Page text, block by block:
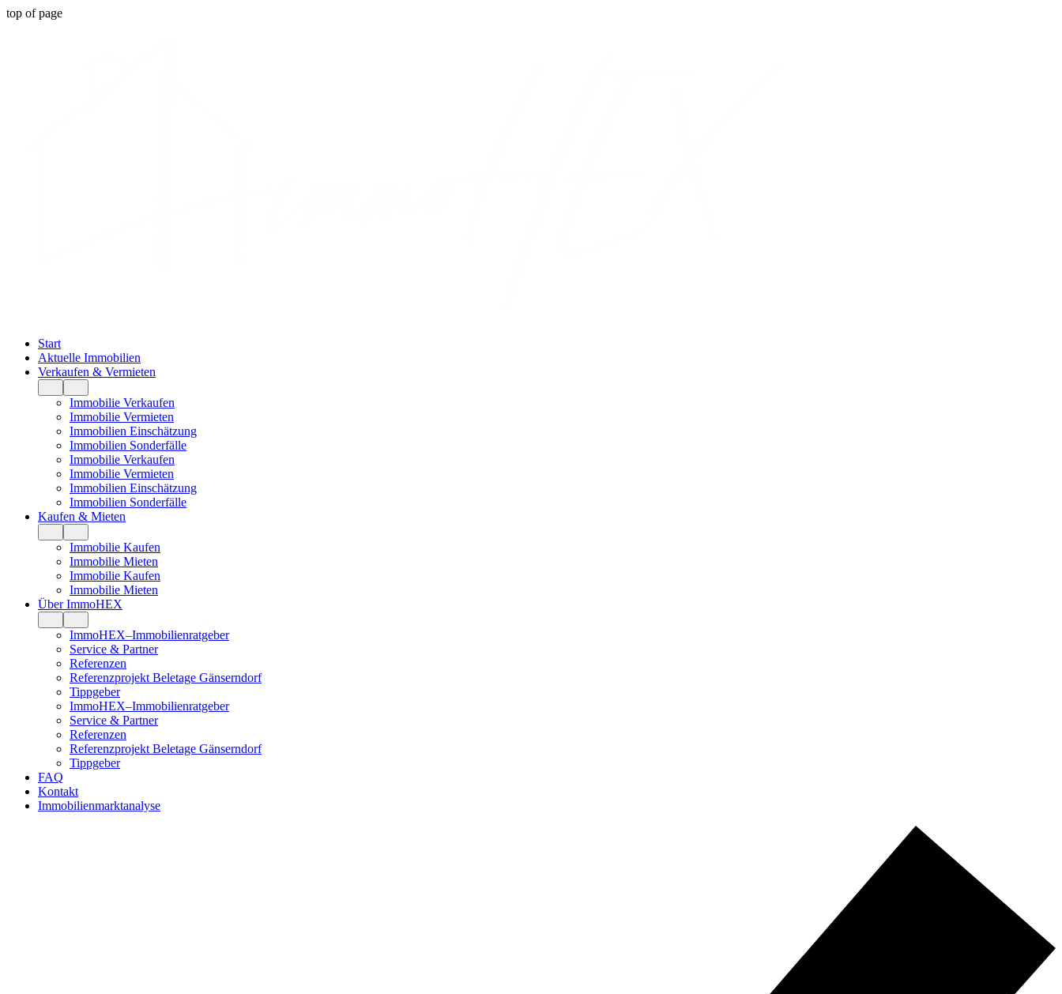
top of page
Start
Aktuelle Immobilien
Verkaufen & Vermieten
Immobilie Verkaufen
Immobilie Vermieten
Immobilien Einschätzung
Immobilien Sonderfälle
Immobilie Verkaufen
Immobilie Vermieten
Immobilien Einschätzung
Immobilien Sonderfälle
Kaufen & Mieten
Immobilie Kaufen
Immobilie Mieten
Immobilie Kaufen
Immobilie Mieten
Über ImmoHEX
ImmoHEX–Immobilienratgeber
Service & Partner
Referenzen
Referenzprojekt Beletage Gänserndorf
Tippgeber
ImmoHEX–Immobilienratgeber
Service & Partner
Referenzen
Referenzprojekt Beletage Gänserndorf
Tippgeber
FAQ
Kontakt
Immobilienmarktanalyse